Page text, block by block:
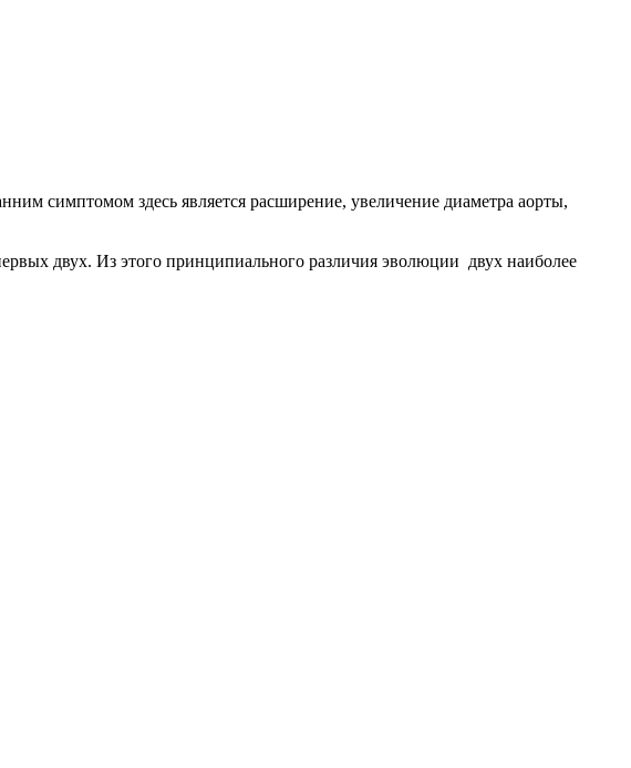
симптомом здесь является расширение, увеличение диаметра аорты,
двух. Из этого принципиального различия эволюции двух наиболее